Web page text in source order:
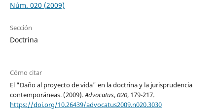
Núm. 020 (2009)
Sección
Doctrina
Cómo citar
El "Daño al proyecto de vida" en la doctrina y la jurisprudencia
contemporáneas. (2009).Advocatus,020, 179-217.
https://doi.org/10.26439/advocatus2009.n020.3030